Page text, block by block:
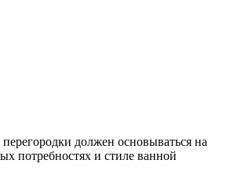
должен основываться на
потребностях и стиле ванной